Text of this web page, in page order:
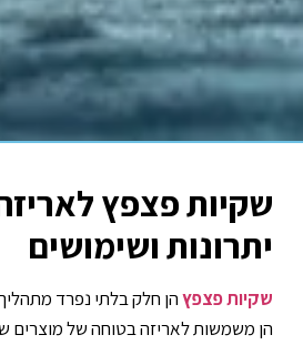
שקיות פצפץ
יתרונות ושימושים
שקיות פצפץהן חלק בלתי נפרד
הן משמשות לאריזה בטוחה של מוצרים